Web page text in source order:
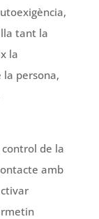
tant la
la
la persona,
de la
amb